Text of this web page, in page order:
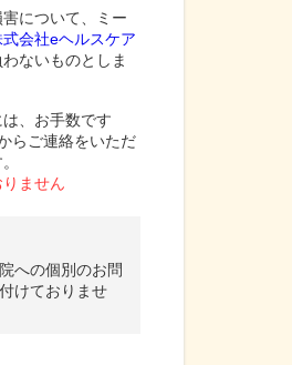
について、ミー
式会社eヘルスケア
ないものとしま
、お手数です
らご連絡をいただ
ません
への個別のお問
けておりませ